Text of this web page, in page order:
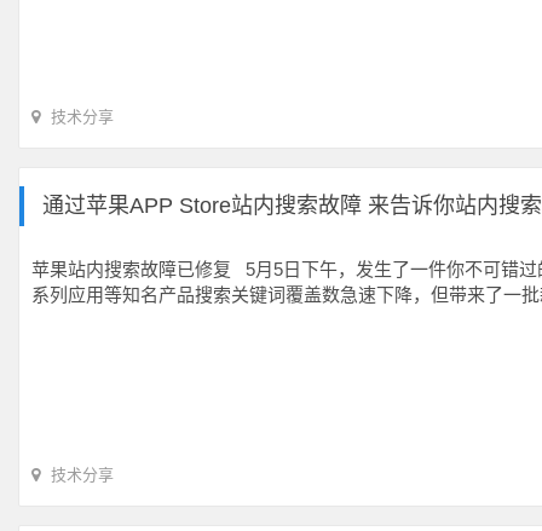
技术分享
通过苹果APP Store站内搜索故障 来告诉你站内搜
苹果站内搜索故障已修复 5月5日下午，发生了一件你不可错
系列应用等知名产品搜索关键词覆盖数急速下降，但带来了一
技术分享